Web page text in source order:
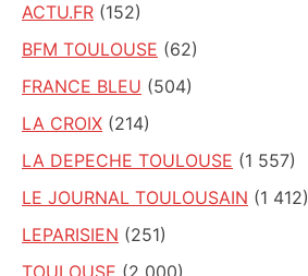
ACTU.FR (152)
BFM TOULOUSE (62)
FRANCE BLEU (504)
LA CROIX (214)
LA DEPECHE TOULOUSE (1 557)
LE JOURNAL TOULOUSAIN (1 412)
LEPARISIEN (251)
TOULOUSE (2 000)